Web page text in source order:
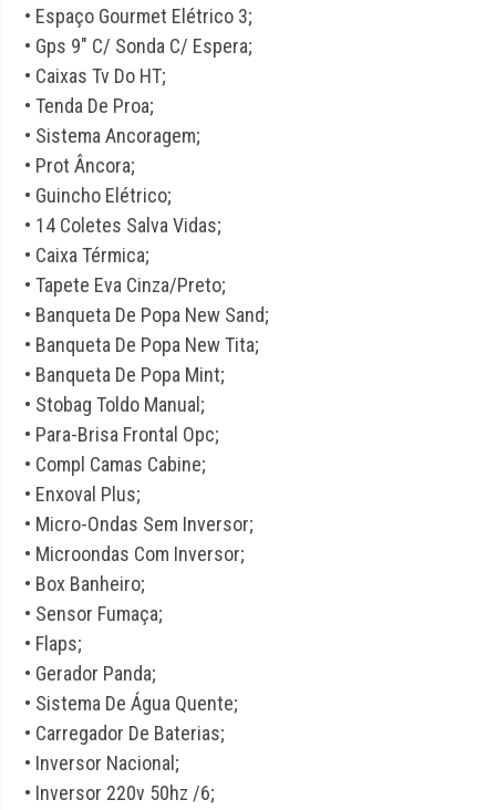
• Espaço Gourmet Elétrico 3;
• Gps 9″ C/ Sonda C/ Espera;
• Caixas Tv Do HT;
• Tenda De Proa;
• Sistema Ancoragem;
• Prot Âncora;
• Guincho Elétrico;
• 14 Coletes Salva Vidas;
• Caixa Térmica;
• Tapete Eva Cinza/Preto;
• Banqueta De Popa New Sand;
• Banqueta De Popa New Tita;
• Banqueta De Popa Mint;
• Stobag Toldo Manual;
• Para-Brisa Frontal Opc;
• Compl Camas Cabine;
• Enxoval Plus;
• Micro-Ondas Sem Inversor;
• Microondas Com Inversor;
• Box Banheiro;
• Sensor Fumaça;
• Flaps;
• Gerador Panda;
• Sistema De Água Quente;
• Carregador De Baterias;
• Inversor Nacional;
• Inversor 220v 50hz /6;